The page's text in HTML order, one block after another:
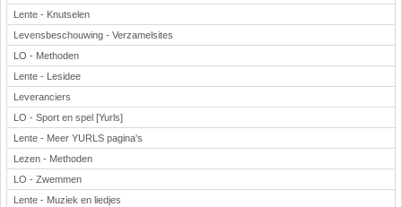
Lente - Knutselen
Levensbeschouwing - Verzamelsites
LO - Methoden
Lente - Lesidee
Leveranciers
LO - Sport en spel [Yurls]
Lente - Meer YURLS pagina's
Lezen - Methoden
LO - Zwemmen
Lente - Muziek en liedjes